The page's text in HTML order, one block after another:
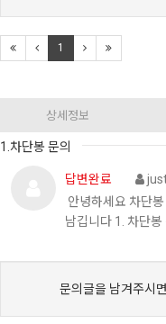
1
상세정보
1.차단봉 문의
답변완료
안녕하세요 차단
남깁니다 1. 차단
문의글을 남겨주시